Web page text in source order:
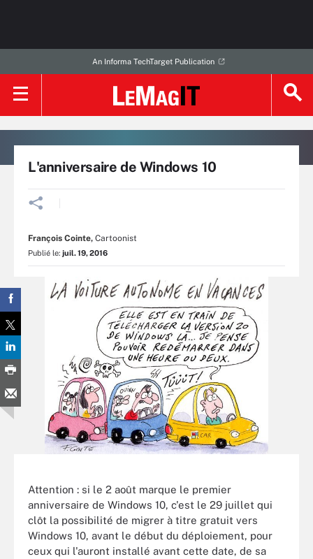
An Informa TechTarget Publication
L'anniversaire de Windows 10
François Cointe, Cartoonist
Publié le: juil. 19, 2016
Attention : si le 2 août marque le premier
anniversaire de Windows 10, c'est le 29 juillet qui
clôt la possibilité de migrer à titre gratuit vers
Windows 10, avant le début du déploiement, pour
ceux qui l'auront installé avant cette date, de sa